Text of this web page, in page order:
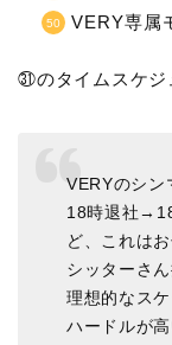
VERY専属
㉛のタイムスケジ
VERYのシン
18時退社
ど、これは
シッターさ
理想的なス
ハードルが高